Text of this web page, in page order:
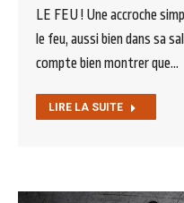
LE FEU ! Une accroche
le feu, aussi bien dans sa
compte bien montrer que…
LIRE LA SUITE